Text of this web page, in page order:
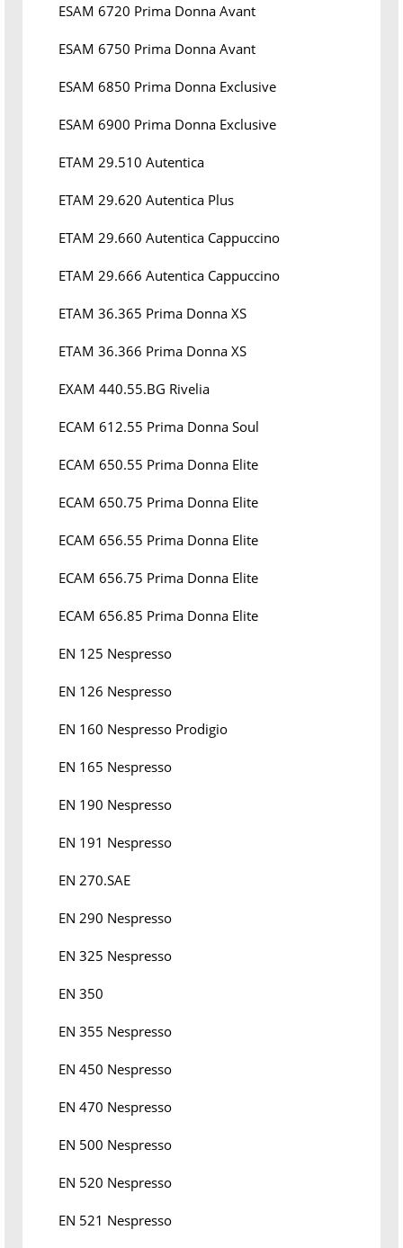
ESAM 6720 Prima Donna Avant
ESAM 6750 Prima Donna Avant
ESAM 6850 Prima Donna Exclusive
ESAM 6900 Prima Donna Exclusive
ETAM 29.510 Autentica
ETAM 29.620 Autentica Plus
ETAM 29.660 Autentica Cappuccino
ETAM 29.666 Autentica Cappuccino
ETAM 36.365 Prima Donna XS
ETAM 36.366 Prima Donna XS
EXAM 440.55.BG Rivelia
ECAM 612.55 Prima Donna Soul
ECAM 650.55 Prima Donna Elite
ECAM 650.75 Prima Donna Elite
ECAM 656.55 Prima Donna Elite
ECAM 656.75 Prima Donna Elite
ECAM 656.85 Prima Donna Elite
EN 125 Nespresso
EN 126 Nespresso
EN 160 Nespresso Prodigio
EN 165 Nespresso
EN 190 Nespresso
EN 191 Nespresso
EN 270.SAE
EN 290 Nespresso
EN 325 Nespresso
EN 350
EN 355 Nespresso
EN 450 Nespresso
EN 470 Nespresso
EN 500 Nespresso
EN 520 Nespresso
EN 521 Nespresso